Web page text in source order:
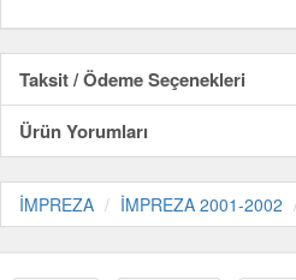
Taksit / Ödeme Seçenekleri
Ürün Yorumları
İMPREZA İMPREZA 2001-2002